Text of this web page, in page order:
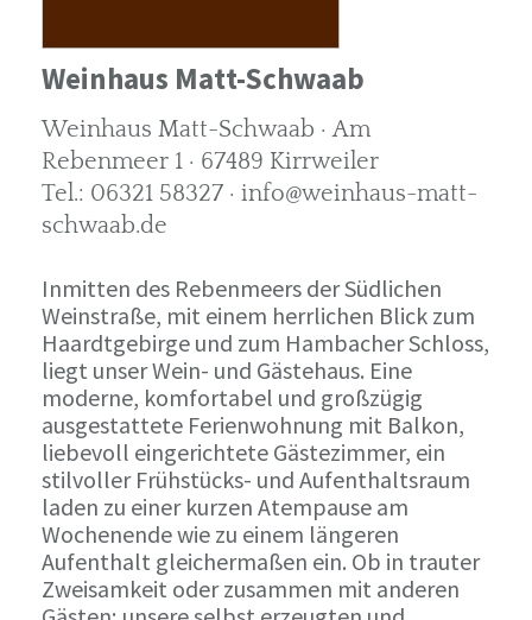
Weinhaus Matt-Schwaab
Weinhaus Matt-Schwaab · Am
Rebenmeer 1 · 67489 Kirrweiler
Tel.: 06321 58327 · info@weinhaus-matt-
schwaab.de
Inmitten des Rebenmeers der Südlichen
Weinstraße, mit einem herrlichen Blick zum
Haardtgebirge und zum Hambacher Schloss,
liegt unser Wein- und Gästehaus. Eine
moderne, komfortabel und großzügig
ausgestattete Ferienwohnung mit Balkon,
liebevoll eingerichtete Gästezimmer, ein
stilvoller Frühstücks- und Aufenthaltsraum
laden zu einer kurzen Atempause am
Wochenende wie zu einem längeren
Aufenthalt gleichermaßen ein. Ob in trauter
Zweisamkeit oder zusammen mit anderen